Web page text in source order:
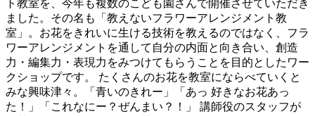
ト教室を、今年も複数のこども園さんで開催させていただき
ました。その名も「教えないフラワーアレンジメント教
室」。お花をきれいに生ける技術を教えるのではなく、フラ
ワーアレンジメントを通して自分の内面と向き合い、創造
力・編集力・表現力をみつけてもらうことを目的としたワー
クショップです。 たくさんのお花を教室にならべていくと
みな興味津々。「青いのきれー」「あっ 好きなお花あっ
た！」「これなにー？ぜんまい？！」 講師役のスタッフが